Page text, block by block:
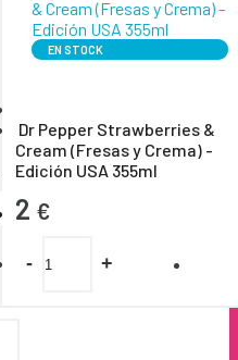
EN STOCK
Dr Pepper Strawberries &
Cream (Fresas y Crema) -
Edición USA 355ml
2 €
- +